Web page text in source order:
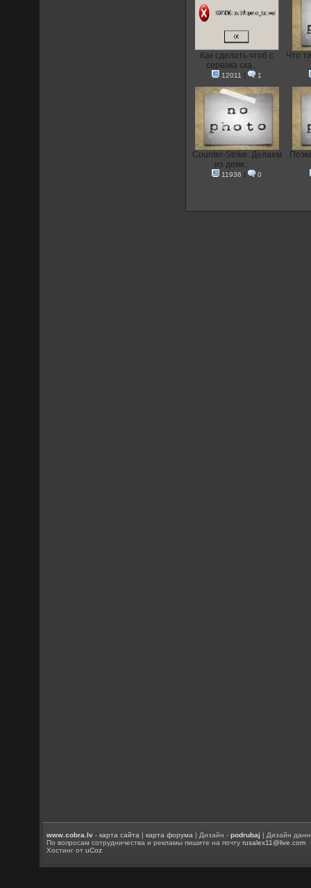
Как сделать чтоб с
сервака ска...
12011 | 1
Что
Counter-Strike: Делаем
из демк...
11936 | 0
www.cobra.lv -карта сайта |карта форума | Дизайн -podrubaj | Дизайн
По вопросам сотрудничества и рекламы пишите на почтуrusalex11@live.com
Хостинг отuCoz